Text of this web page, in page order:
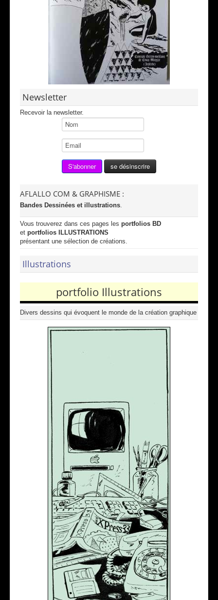
Newsletter
Recevoir la newsletter.
AFLALLO COM & GRAPHISME :
Bandes Dessinées et illustrations.
Vous trouverez dans ces pages les portfolios BD
et portfolios ILLUSTRATIONS
présentant une sélection de créations.
Illustrations
portfolio Illustrations
Divers dessins qui évoquent le monde de la création graphique